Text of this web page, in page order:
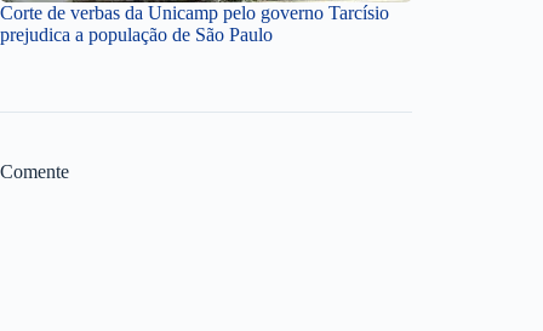
Corte de verbas da Unicamp pelo governo Tarcísio
prejudica a população de São Paulo
Comente